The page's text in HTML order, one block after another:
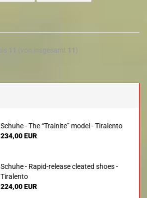
Schuhe - The “Trainite” model - Tiralento
234,00 EUR
Schuhe - Rapid-release cleated shoes -
Tiralento
224,00 EUR